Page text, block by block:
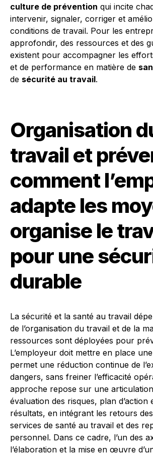
culture de prévention qui incite
intervenir, signaler, corriger et
conditions de travail. Pour les
approfondir, des ressources et des
existent pour accompagner les
et de performance en matière de
de sécurité au travail.
Organisation
travail et
comment
adapte les
organise le
pour une
durable
La sécurité et la santé au travail
de l’organisation du travail et de la
ressources sont déployées pour
L’employeur doit mettre en place
permet une réduction continue de
dangers, sans freiner l’efficacité
approche repose sur une
évaluation des risques, plan d’action
résultats, en intégrant les retours
services de santé au travail et des
personnel. Dans ce cadre, l’un des
l’élaboration et la mise en œuvre